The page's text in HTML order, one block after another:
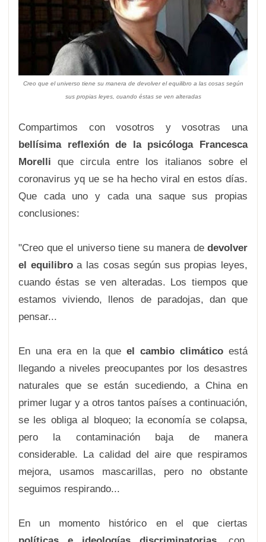
Creo que el universo tiene su manera de devolver el equilibro a las cosas según
sus propias leyes, cuando éstas se ven alteradas
Compartimos con vosotros y vosotras una
bellísima reflexión de la psicóloga Francesca
Morelli que circula entre los italianos sobre el
coronavirus yq ue se ha hecho viral en estos días.
Que cada uno y cada una saque sus propias
conclusiones:
"Creo que el universo tiene su manera de devolver
el equilibroa las cosas según sus propias leyes,
cuando éstas se ven alteradas. Los tiempos que
estamos viviendo, llenos de paradojas, dan que
pensar...
En una era en la queel cambio climáticoestá
llegando a niveles preocupantes por los desastres
naturales que se están sucediendo, a China en
primer lugar y a otros tantos países a continuación,
se les obliga al bloqueo; la economía se colapsa,
pero la contaminación baja de manera
considerable. La calidad del aire que respiramos
mejora, usamos mascarillas, pero no obstante
seguimos respirando...
En un momento histórico en el que ciertas